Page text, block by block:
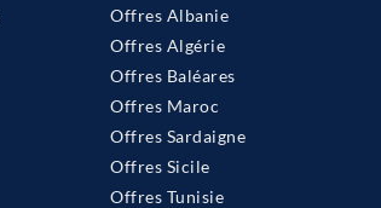
Offres Albanie
Offres Algérie
Offres Baléares
Offres Maroc
Offres Sardaigne
Offres Sicile
Offres Tunisie